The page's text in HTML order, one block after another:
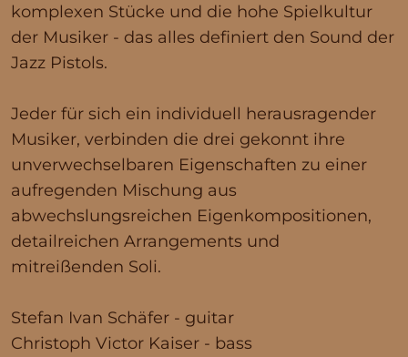
komplexen Stücke und die hohe Spielkultur
der Musiker - das alles definiert den Sound der
Jazz Pistols.
Jeder für sich ein individuell herausragender
Musiker, verbinden die drei gekonnt ihre
unverwechselbaren Eigenschaften zu einer
aufregenden Mischung aus
abwechslungsreichen Eigenkompositionen,
detailreichen Arrangements und
mitreißenden Soli.
Stefan Ivan Schäfer - guitar
Christoph Victor Kaiser - bass